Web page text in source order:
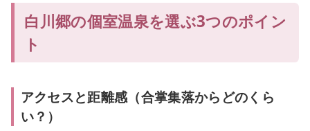
白川郷の個室温泉を選ぶ3つのポイン
ト
アクセスと距離感（合掌集落からどのくら
い？）